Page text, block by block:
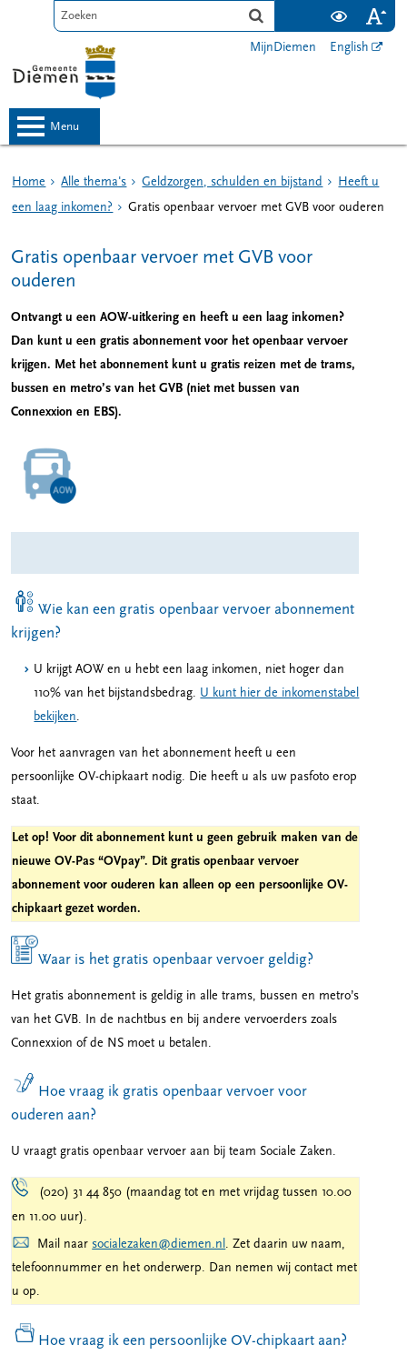
MijnDiemen English
menu
Home Alle thema's Geldzorgen, schulden en bijstand
Heeft u
een laag inkomen?
Gratis openbaar vervoer met GVB voor ouderen
Gratis openbaar vervoer met GVB voor
ouderen
Ontvangt u een AOW-uitkering en heeft u een laag inkomen?
Dan kunt u een gratis abonnement voor het openbaar vervoer
krijgen. Met het abonnement kunt u gratis reizen met de trams,
bussen en metro’s van het GVB (niet met bussen van
Connexxion en EBS).
Wie kan een gratis openbaar vervoer abonnement
krijgen?
U krijgt AOW en u hebt een laag inkomen, niet hoger dan
110% van het bijstandsbedrag. U kunt hier de inkomenstabel
bekijken.
Voor het aanvragen van het abonnement heeft u een
persoonlijke OV-chipkaart nodig. Die heeft u als uw pasfoto erop
staat.
Let op! Voor dit abonnement kunt u geen gebruik maken van de
nieuwe OV-Pas “OVpay”. Dit gratis openbaar vervoer
abonnement voor ouderen kan alleen op een persoonlijke OV-
chipkaart gezet worden.
Waar is het gratis openbaar vervoer geldig?
Het gratis abonnement is geldig in alle trams, bussen en metro’s
van het GVB. In de nachtbus en bij andere vervoerders zoals
Connexxion of de NS moet u betalen.
Hoe vraag ik gratis openbaar vervoer voor
ouderen aan?
U vraagt gratis openbaar vervoer aan bij team Sociale Zaken.
(020) 31 44 850 (maandag tot en met vrijdag tussen 10.00
en 11.00 uur).
Mail naar socialezaken@diemen.nl . Zet daarin uw naam,
telefoonnummer en het onderwerp. Dan nemen wij contact met
u op.
Hoe vraag ik een persoonlijke OV-chipkaart aan?